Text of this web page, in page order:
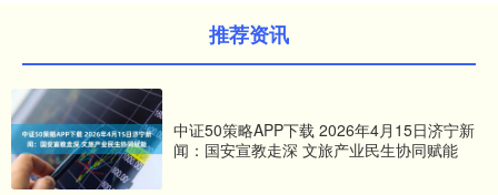
推荐资讯
中证50策略APP下载 2026年4月15日济宁新
闻：国安宣教走深 文旅产业民生协同赋能